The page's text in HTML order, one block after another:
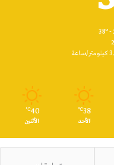
ساعة
38
℃
الأحد
40
℃
الأثنين